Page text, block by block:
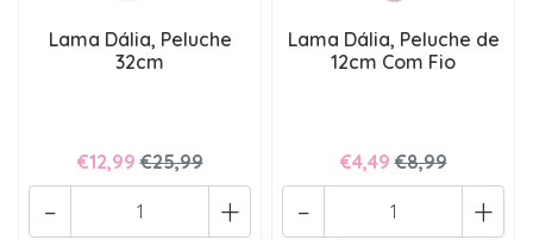
Lama Dália, Peluche
32cm
€12,99 €25,99
+
-
Lama Dália, Peluche de
12cm Com Fio
€4,49 €8,99
+
-